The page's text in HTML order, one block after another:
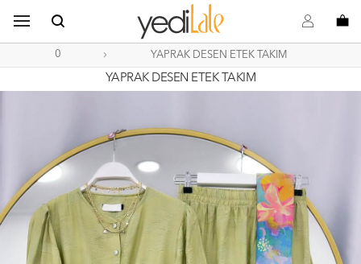
s o B
0 YAPRAK DESEN ETEK TAKIM
YAPRAK DESEN ETEK TAKIM